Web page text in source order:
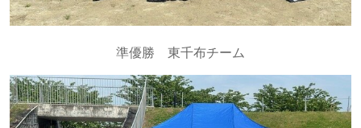
準優勝 東千布チーム